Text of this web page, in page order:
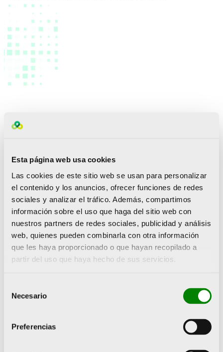
Esta página web usa cookies
Las cookies de este sitio web se usan para personalizar
el contenido y los anuncios, ofrecer funciones de redes
sociales y analizar el tráfico. Además, compartimos
información sobre el uso que haga del sitio web con
nuestros partners de redes sociales, publicidad y análisis
web, quienes pueden combinarla con otra información
que les haya proporcionado o que hayan recopilado a
partir del uso que haya hecho de sus servicios.
Necesario
Preferencias
movimiento del running en una ciudad como la
nuestra. La productora lo supo captar a la perfección y
el resultado técnico final es espectacular, además de
ser muy emotivo», explicó Elena Tejedor, directora de la
Fundación Trinidad Alfonso y encargada de recoger el
premio.
Éste es el segundo Premio al Mérito Deportivo de
Valencia que recibe la Fundación presidida por Juan
Roig. Hace dos años lo recibió en la categoría de
«Institución no deportiva que más decididamente ha
La Fundación Trinidad Alfonso presenta el Proyecto FER 2015